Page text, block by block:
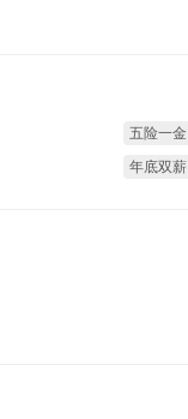
五险一金
年底双薪